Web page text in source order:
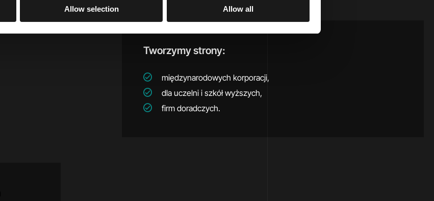
Allow selection Allow all
Tworzymy strony:
międzynarodowych korporacji,
dla uczelni i szkół wyższych,
firm doradczych.